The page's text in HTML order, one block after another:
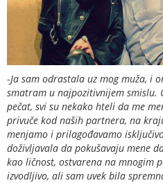
-Ja sam odrastala uz mog muža, i
smatram u najpozitivnijem smislu.
pečat, svi su nekako hteli da me
privuče kod naših partnera, na
menjamo i prilagođavamo
doživljavala da pokušavaju mene
kao ličnost, ostvarena na mnogim
izvodljivo, ali sam uvek bila